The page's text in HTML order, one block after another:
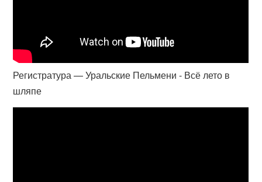
Регистратура — Уральские Пельмени - Всё лето в
шляпе